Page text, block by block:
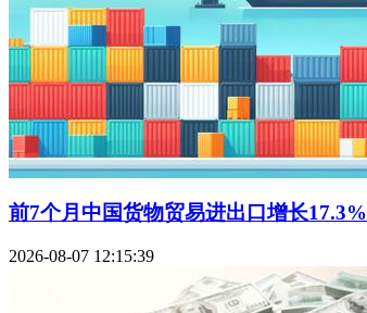
前7个月中国货物贸易进出口增长17.3%
2026-08-07 12:15:39